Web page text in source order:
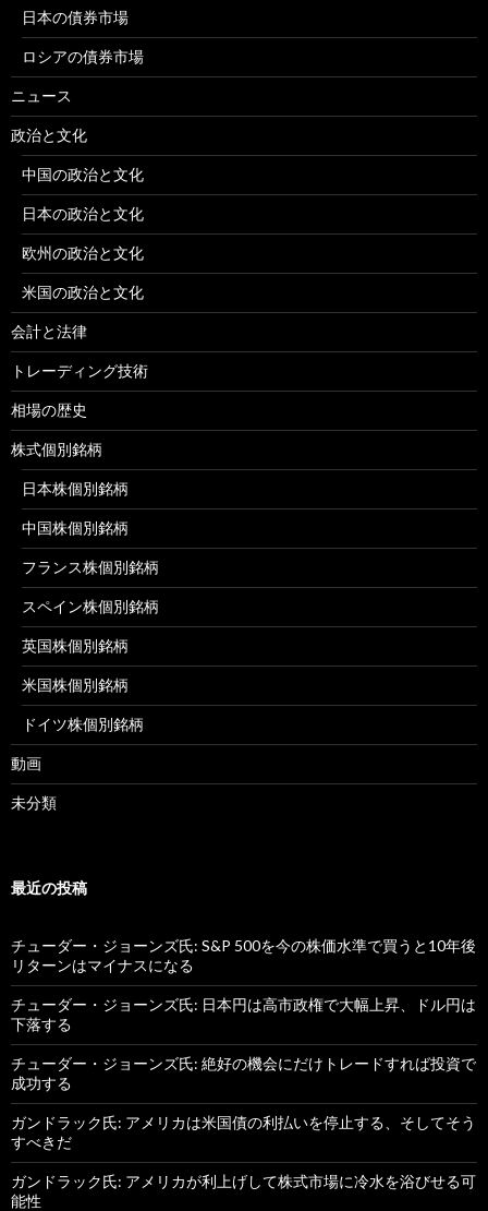
日本の債券市場
ロシアの債券市場
ニュース
政治と文化
中国の政治と文化
日本の政治と文化
欧州の政治と文化
米国の政治と文化
会計と法律
トレーディング技術
相場の歴史
株式個別銘柄
日本株個別銘柄
中国株個別銘柄
フランス株個別銘柄
スペイン株個別銘柄
英国株個別銘柄
米国株個別銘柄
ドイツ株個別銘柄
動画
未分類
最近の投稿
チューダー・ジョーンズ氏: S&P 500を今の株価水準で買うと10年後
リターンはマイナスになる
チューダー・ジョーンズ氏: 日本円は高市政権で大幅上昇、ドル円は
下落する
チューダー・ジョーンズ氏: 絶好の機会にだけトレードすれば投資で
成功する
ガンドラック氏: アメリカは米国債の利払いを停止する、そしてそう
すべきだ
ガンドラック氏: アメリカが利上げして株式市場に冷水を浴びせる可
能性